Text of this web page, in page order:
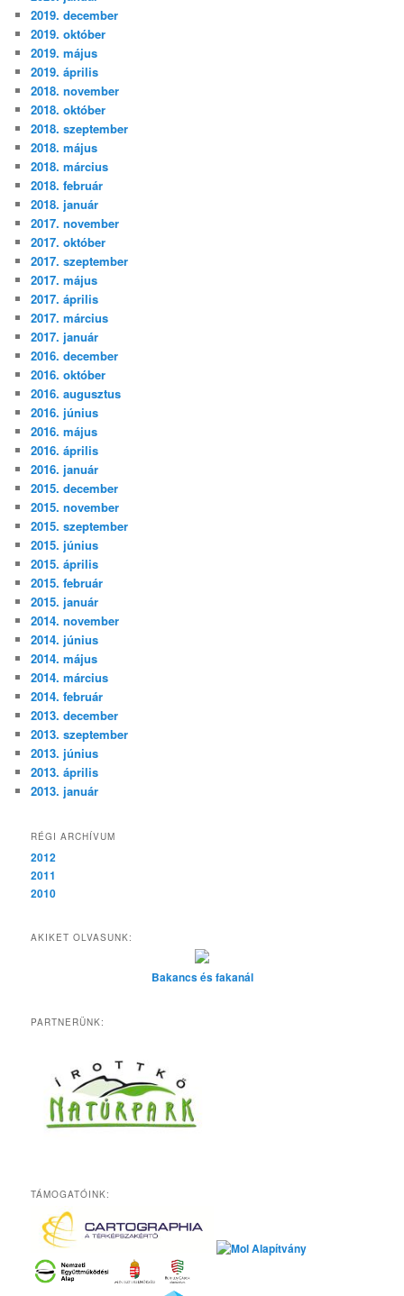
2019. december
2019. október
2019. május
2019. április
2018. november
2018. október
2018. szeptember
2018. május
2018. március
2018. február
2018. január
2017. november
2017. október
2017. szeptember
2017. május
2017. április
2017. március
2017. január
2016. december
2016. október
2016. augusztus
2016. június
2016. május
2016. április
2016. január
2015. december
2015. november
2015. szeptember
2015. június
2015. április
2015. február
2015. január
2014. november
2014. június
2014. május
2014. március
2014. február
2013. december
2013. szeptember
2013. június
2013. április
2013. január
RÉGI ARCHÍVUM
2012
2011
2010
AKIKET OLVASUNK:
Bakancs és fakanál
PARTNERÜNK:
TÁMOGATÓINK: